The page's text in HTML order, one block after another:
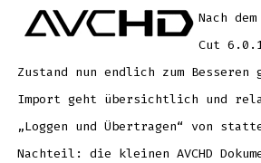
Nach
Cut
Zustand nun endlich zum Besseren
Import geht übersichtlich und
„Loggen und Übertragen“ von
Nachteil: die kleinen AVCHD